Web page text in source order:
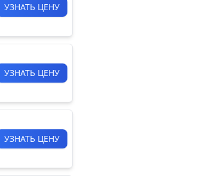
УЗНАТЬ ЦЕНУ
УЗНАТЬ ЦЕНУ
УЗНАТЬ ЦЕНУ